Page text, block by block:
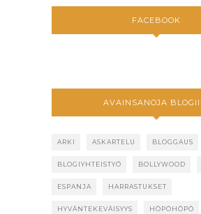
FACEBOOK
AVAINSANOJA
ARKI ASKARTELU BLOGGAUS
BLOGIYHTEISTYÖ BOLLYWOOD
ESPANJA HARRASTUKSET
HYVÄNTEKEVÄISYYS HÖPÖHÖPÖ